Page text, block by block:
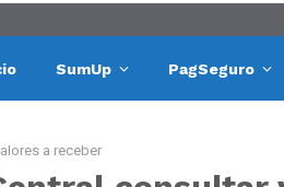
SumUp PagSeguro
a receber